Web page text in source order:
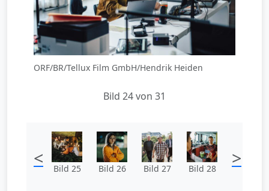
ORF/BR/Tellux Film GmbH/Hendrik Heiden
Bild 24 von 31
< Bild 25 Bild 26 Bild 27 Bild 28 >